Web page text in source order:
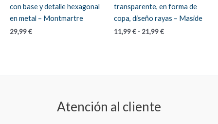
con base y detalle hexagonal
en metal – Montmartre
29,99€
transparente, en forma de
copa, diseño rayas – Maside
11,99€ - 21,99€Rango
Atención al cliente